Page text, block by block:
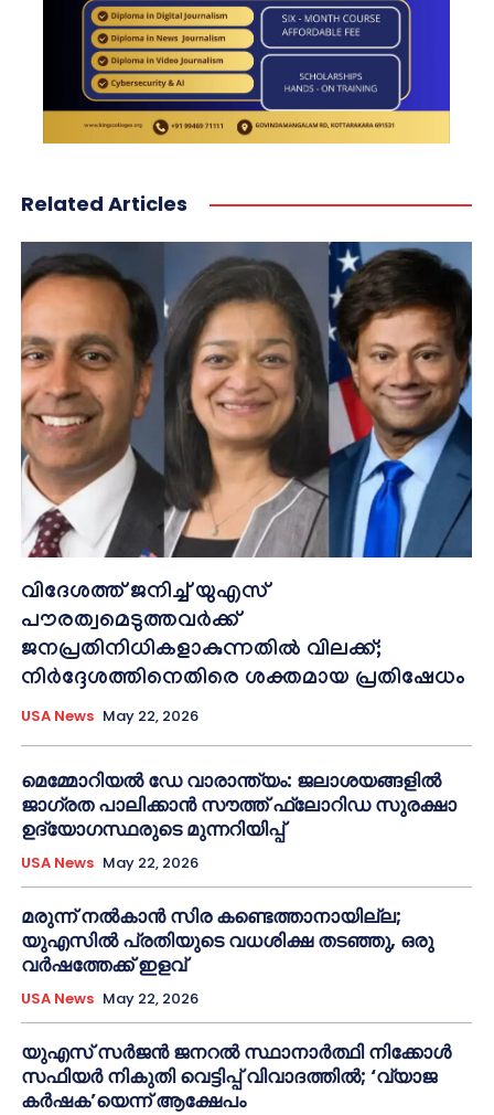
Related Articles
വിദേശത്ത് ജനിച്ച് യുഎസ്
പൗരത്വമെടുത്തവർക്ക്
ജനപ്രതിനിധികളാകുന്നതിൽ വിലക്ക്;
നിർദ്ദേശത്തിനെതിരെ ശക്തമായ പ്രതിഷേധം
USA News May 22, 2026
മെമ്മോറിയൽ ഡേ വാരാന്ത്യം: ജലാശയങ്ങളിൽ
ജാഗ്രത പാലിക്കാൻ സൗത്ത് ഫ്ലോറിഡ സുരക്ഷാ
ഉദ്യോഗസ്ഥരുടെ മുന്നറിയിപ്പ്
USA News May 22, 2026
മരുന്ന് നൽകാൻ സിര കണ്ടെത്താനായില്ല;
യുഎസിൽ പ്രതിയുടെ വധശിക്ഷ തടഞ്ഞു, ഒരു
വർഷത്തേക്ക് ഇളവ്
USA News May 22, 2026
യുഎസ് സർജൻ ജനറൽ സ്ഥാനാർത്ഥി നിക്കോൾ
സഫിയർ നികുതി വെട്ടിപ്പ് വിവാദത്തിൽ; ‘വ്യാജ
കർഷക’യെന്ന് ആക്ഷേപം